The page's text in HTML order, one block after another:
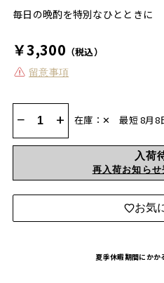
毎日の晩酌を特別なひとときに
￥3,300 （税込）
留意事項
− + 在庫：✕ 最短 8月8
入荷
再入荷お知ら
お気
夏季休暇期間にかか